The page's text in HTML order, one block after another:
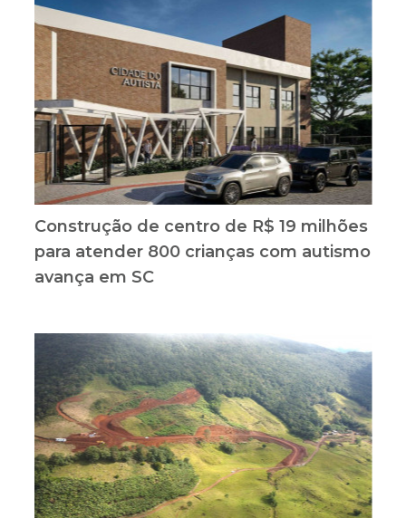
Construção de centro de R$ 19 milhões
para atender 800 crianças com autismo
avança em SC